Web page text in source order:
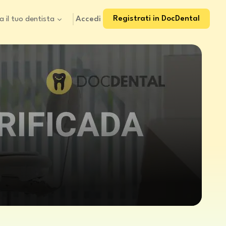
il tuo dentista Accedi Registrati in DocDental